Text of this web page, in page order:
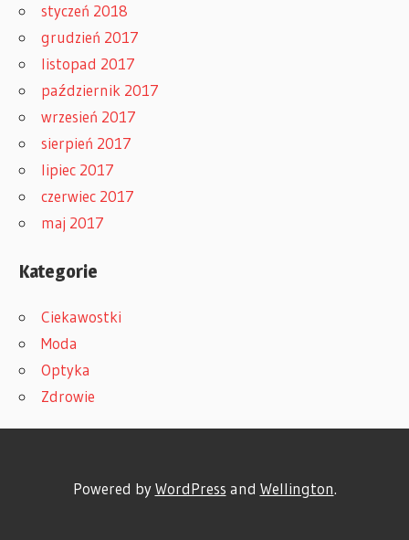
styczeń 2018
grudzień 2017
listopad 2017
październik 2017
wrzesień 2017
sierpień 2017
lipiec 2017
czerwiec 2017
maj 2017
Kategorie
Ciekawostki
Moda
Optyka
Zdrowie
Powered byWordPress and Wellington.